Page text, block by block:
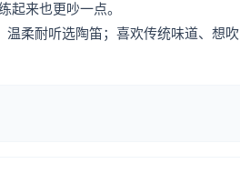
起来也更吵一点。
温柔耐听选陶笛；喜欢传统味道、想